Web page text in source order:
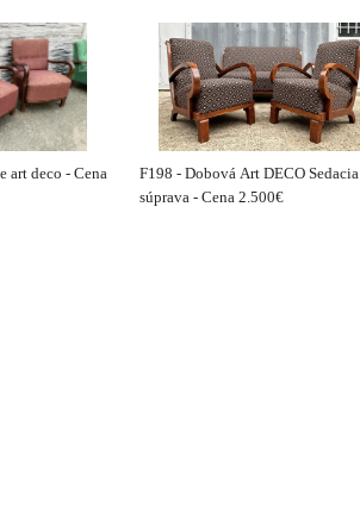
art deco - Cena
F198 - Dobová Art DECO Sedacia
súprava - Cena 2.500€